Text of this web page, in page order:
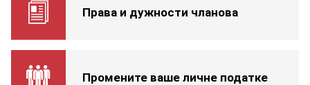
Права и дужности чланова
Промените ваше личне податке